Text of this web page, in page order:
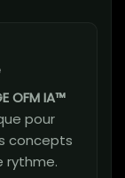
OFM IA™
pour
concepts
rythme.